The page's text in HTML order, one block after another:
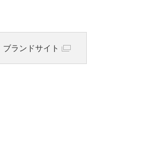
ブランドサイト